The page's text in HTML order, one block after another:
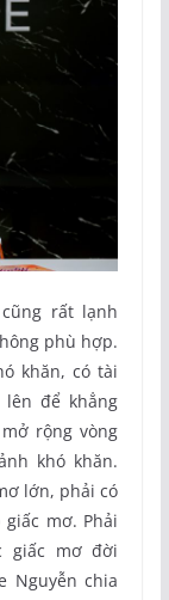
rất lạnh
phù hợp.
khăn, có tài
để khẳng
rộng vòng
khó khăn.
lớn, phải có
mơ. Phải
giấc mơ đời
Nguyễn chia